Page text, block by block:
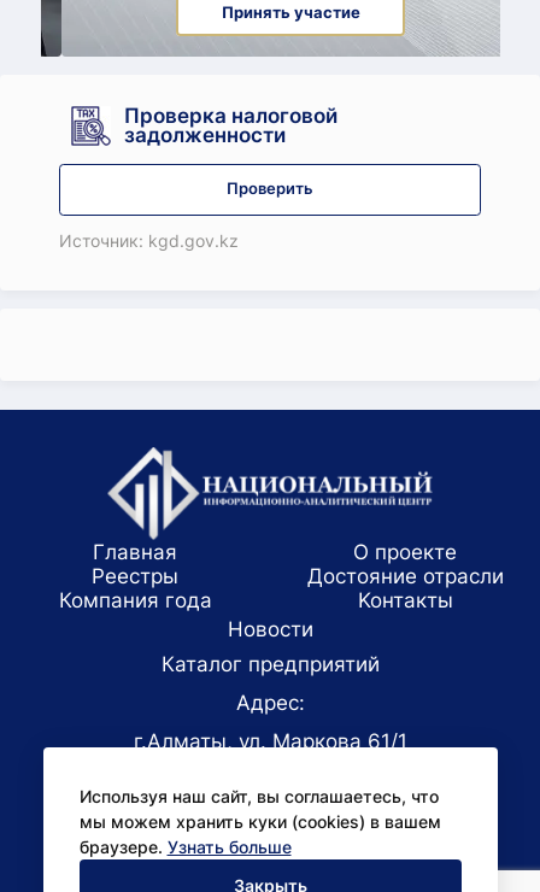
Принять участие
Проверка налоговой
задолженности
Проверить
Источник: kgd.gov.kz
Используя наш сайт, вы соглашаетесь, что
мы можем хранить куки (cookies) в вашем
браузере. Узнать больше
Закрыть
Главная
О проекте
Реестры
Достояние отрасли
Компания года
Koнтaкты
Новости
Каталог предприятий
Адрес:
г.Алматы, ул. Маркова 61/1
office@niac.kz
Для СМИ:
pr@niac.kz